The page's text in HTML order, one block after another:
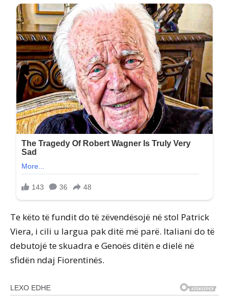
Te këto të fundit do të zëvendësojë në stol Patrick
Viera, i cili u largua pak ditë më parë. Italiani do të
debutojë te skuadra e Genoës ditën e dielë në
sfidën ndaj Fiorentinës.